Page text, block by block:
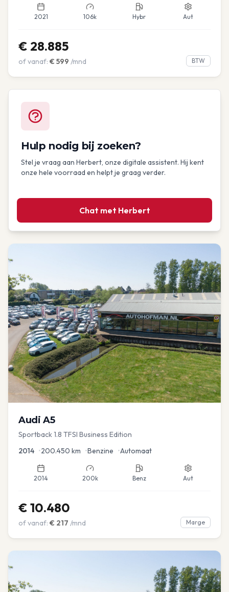
2021 106k Hybr Aut
€ 28.885
of vanaf: € 599 /mnd BTW
Hulp nodig bij zoeken?
Stel je vraag aan Herbert, onze digitale assistent. Hij kent
onze hele voorraad en helpt je graag verder.
Chat met Herbert
Audi A5
Sportback 1.8 TFSI Business Edition
2014 •200.450 km •Benzine •Automaat
2014 200k Benz Aut
€ 10.480
of vanaf: € 217 /mnd Marge